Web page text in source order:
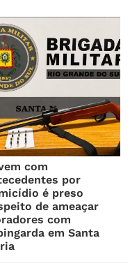
com
por
é preso
de ameaçar
com
em Santa